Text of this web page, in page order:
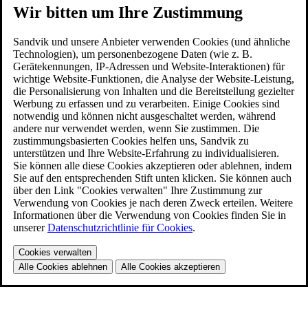
Wir bitten um Ihre Zustimmung
Sandvik und unsere Anbieter verwenden Cookies (und ähnliche
Technologien), um personenbezogene Daten (wie z. B.
Gerätekennungen, IP-Adressen und Website-Interaktionen) für
wichtige Website-Funktionen, die Analyse der Website-Leistung,
die Personalisierung von Inhalten und die Bereitstellung gezielter
Werbung zu erfassen und zu verarbeiten. Einige Cookies sind
notwendig und können nicht ausgeschaltet werden, während
andere nur verwendet werden, wenn Sie zustimmen. Die
zustimmungsbasierten Cookies helfen uns, Sandvik zu
unterstützen und Ihre Website-Erfahrung zu individualisieren.
Sie können alle diese Cookies akzeptieren oder ablehnen, indem
Sie auf den entsprechenden Stift unten klicken. Sie können auch
über den Link "Cookies verwalten" Ihre Zustimmung zur
Verwendung von Cookies je nach deren Zweck erteilen. Weitere
Informationen über die Verwendung von Cookies finden Sie in
unsererDatenschutzrichtlinie für Cookies.
Cookies verwalten
Alle Cookies ablehnen
Alle Cookies akzeptieren